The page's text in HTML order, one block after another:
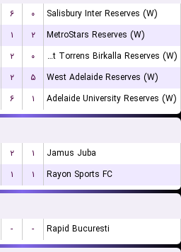
۶ ۰
Salisbury Inter Reserves (W)
۱ ۲
MetroStars Reserves (W)
۲ ۰
West Torrens Birkalla Reserves (W)
۲ ۵
West Adelaide Reserves (W)
۶ ۱ Adelaide University Reserves (W)
۲ ۱
Jamus Juba
۱ ۱ Rayon Sports FC
- - Rapid Bucuresti